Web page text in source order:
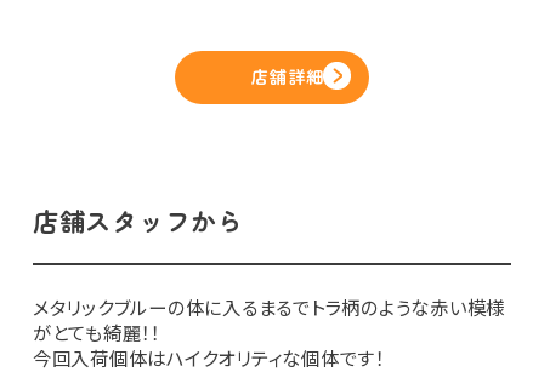
店舗詳細
店舗スタッフから
メタリックブルーの体に入るまるでトラ柄のような赤い模様
がとても綺麗！！
今回入荷個体はハイクオリティな個体です！